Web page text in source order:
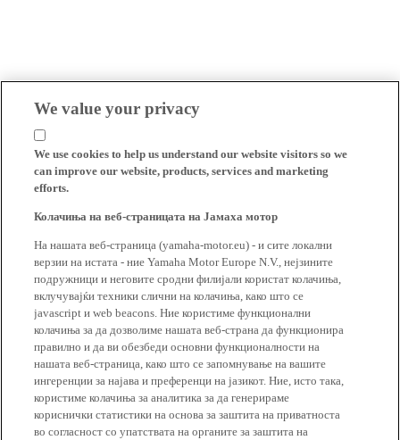
We value your privacy
We use cookies to help us understand our website visitors so we
can improve our website, products, services and marketing
efforts.
Колачиња на веб-страницата на Јамаха мотор
На нашата веб-страница (yamaha-motor.eu) - и сите локални
верзии на истата - ние Yamaha Motor Europe N.V., нејзините
подружници и неговите сродни филијали користат колачиња,
вклучувајќи техники слични на колачиња, како што се
javascript и web beacons. Ние користиме функционални
колачиња за да дозволиме нашата веб-страна да функционира
правилно и да ви обезбеди основни функционалности на
нашата веб-страница, како што се запомнување на вашите
ингеренции за најава и преференци на јазикот. Ние, исто така,
користиме колачиња за аналитика за да генерираме
кориснички статистики на основа за заштита на приватноста
во согласност со упатствата на органите за заштита на